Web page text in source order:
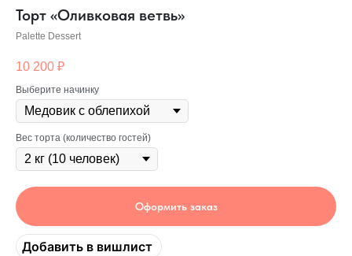
Торт «Оливковая ветвь»
Palette Dessert
10 200 ₽
Выберите начинку
Вес торта (количество гостей)
Оформить заказ
Добавить в вишлист